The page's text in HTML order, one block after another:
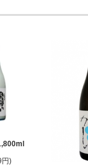
円)